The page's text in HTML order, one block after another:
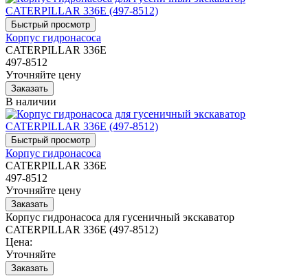
Корпус гидронасоса
CATERPILLAR 336E
497-8512
Уточняйте цену
В наличии
Корпус гидронасоса
CATERPILLAR 336E
497-8512
Уточняйте цену
Корпус гидронасоса для гусеничный экскаватор
CATERPILLAR 336E (497-8512)
Цена:
Уточняйте